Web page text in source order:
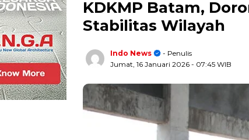
KDKMP Batam,
Stabilitas Wilayah
Indo News
- Penulis
Jumat, 16 Januari 2026 - 07:45 WIB